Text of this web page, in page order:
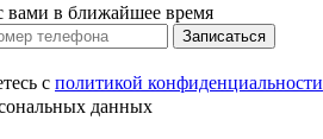
вами в ближайшее время
Записаться
с политикой конфиденциальности
данных